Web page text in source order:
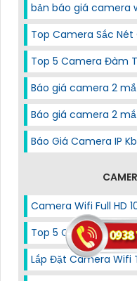
bản báo giá camera
Top Camera Sắc Nét
Top 5 Camera Đàm
Báo giá camera 2
Báo giá camera 2
Báo Giá Camera IP
Camera Wifi Full HD
Top 5 Camera Wifi
Lắp Đặt Camera Wifi